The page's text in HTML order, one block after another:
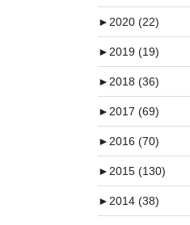
►2020 (22)
►2019 (19)
►2018 (36)
►2017 (69)
►2016 (70)
►2015 (130)
►2014 (38)